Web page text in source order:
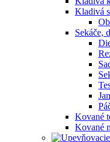
Kladivá
Sekáče,
Kované
Kované